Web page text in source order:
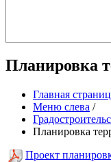
Планировка
Главная
Меню слева /
Планировка
Проект